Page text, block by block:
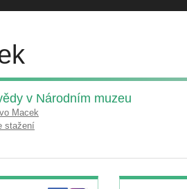
v Národním muzeu
Ivo Macek
stažení